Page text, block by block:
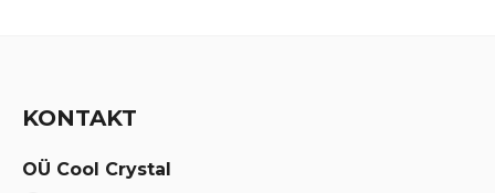
KONTAKT
OÜ Cool Crystal